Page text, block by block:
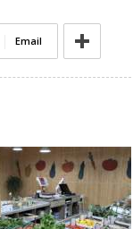
Email